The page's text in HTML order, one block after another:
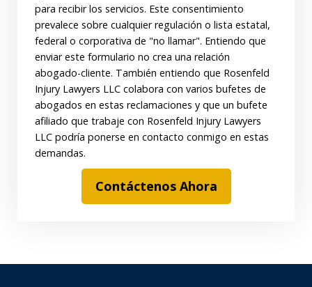
para recibir los servicios. Este consentimiento
prevalece sobre cualquier regulación o lista estatal,
federal o corporativa de "no llamar". Entiendo que
enviar este formulario no crea una relación
abogado-cliente. También entiendo que Rosenfeld
Injury Lawyers LLC colabora con varios bufetes de
abogados en estas reclamaciones y que un bufete
afiliado que trabaje con Rosenfeld Injury Lawyers
LLC podría ponerse en contacto conmigo en estas
demandas.
Contáctenos Ahora